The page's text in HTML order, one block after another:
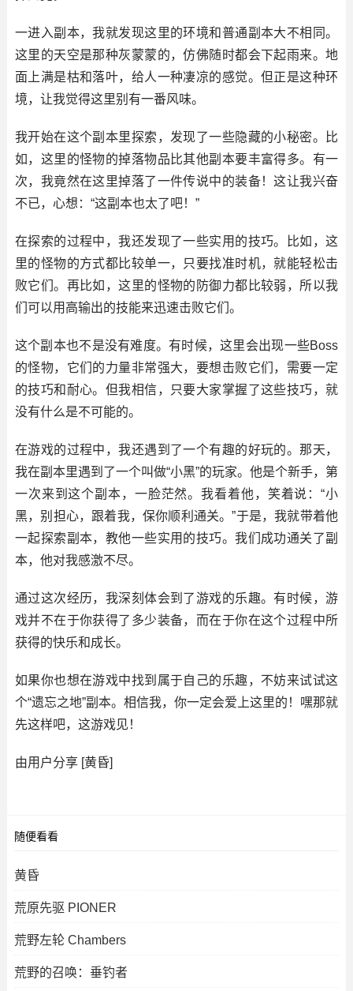
一进入副本，我就发现这里的环境和普通副本大不相同。
这里的天空是那种灰蒙蒙的，仿佛随时都会下起雨来。地
面上满是枯和落叶，给人一种凄凉的感觉。但正是这种环
境，让我觉得这里别有一番风味。
我开始在这个副本里探索，发现了一些隐藏的小秘密。比
如，这里的怪物的掉落物品比其他副本要丰富得多。有一
次，我竟然在这里掉落了一件传说中的装备！这让我兴奋
不已，心想：“这副本也太了吧！”
在探索的过程中，我还发现了一些实用的技巧。比如，这
里的怪物的方式都比较单一，只要找准时机，就能轻松击
败它们。再比如，这里的怪物的防御力都比较弱，所以我
们可以用高输出的技能来迅速击败它们。
这个副本也不是没有难度。有时候，这里会出现一些Boss
的怪物，它们的力量非常强大，要想击败它们，需要一定
的技巧和耐心。但我相信，只要大家掌握了这些技巧，就
没有什么是不可能的。
在游戏的过程中，我还遇到了一个有趣的好玩的。那天，
我在副本里遇到了一个叫做“小黑”的玩家。他是个新手，第
一次来到这个副本，一脸茫然。我看着他，笑着说：“小
黑，别担心，跟着我，保你顺利通关。”于是，我就带着他
一起探索副本，教他一些实用的技巧。我们成功通关了副
本，他对我感激不尽。
通过这次经历，我深刻体会到了游戏的乐趣。有时候，游
戏并不在于你获得了多少装备，而在于你在这个过程中所
获得的快乐和成长。
如果你也想在游戏中找到属于自己的乐趣，不妨来试试这
个“遗忘之地”副本。相信我，你一定会爱上这里的！嘿那就
先这样吧，这游戏见！
由用户分享 [黄昏]
随便看看
黄昏
荒原先驱 PIONER
荒野左轮 Chambers
荒野的召唤：垂钓者